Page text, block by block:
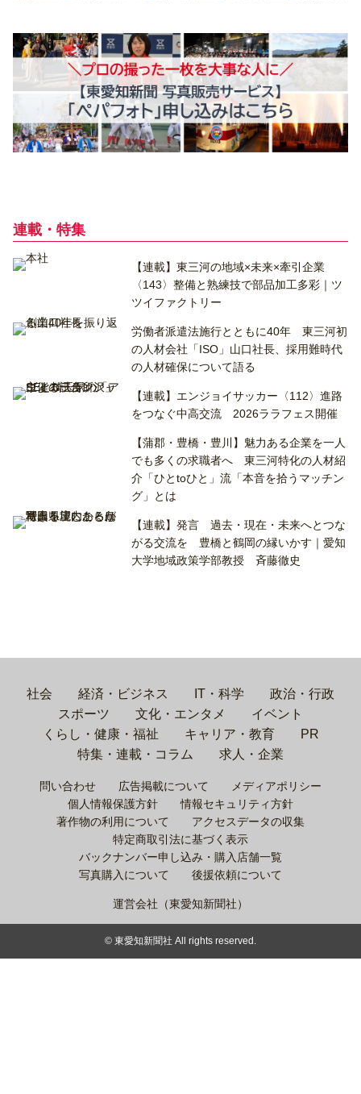
連載・特集
【連載】東三河の地域×未来×牽引企業
〈143〉整備と熟練技で部品加工多彩｜ツ
ツイファクトリー
労働者派遣法施行とともに40年 東三河初
の人材会社「ISO」山口社長、採用難時代
の人材確保について語る
【連載】エンジョイサッカー〈112〉進路
をつなぐ中高交流 2026ララフェス開催
【蒲郡・豊橋・豊川】魅力ある企業を一人
でも多くの求職者へ 東三河特化の人材紹
介「ひとtoひと」流「本音を拾うマッチン
グ」とは
【連載】発言 過去・現在・未来へとつな
がる交流を 豊橋と鶴岡の縁いかす｜愛知
大学地域政策学部教授 斉藤徹史
社会 経済・ビジネス IT・科学
政治・行政
スポーツ
文化・エンタメ
イベント
くらし・健康・福祉
キャリア・教育
PR
特集・連載・コラム
求人・企業
問い合わせ 広告掲載について
メディアポリシー
個人情報保護方針
情報セキュリティ方針
著作物の利用について
アクセスデータの収集
特定商取引法に基づく表示
バックナンバー申し込み・購入店舗一覧
写真購入について
後援依頼について
運営会社（東愛知新聞社）
© 東愛知新聞社 All rights reserved.